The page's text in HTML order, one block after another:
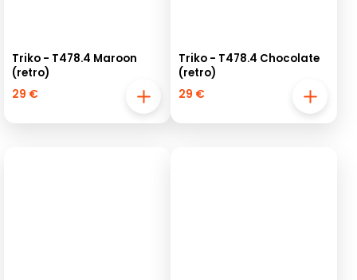
Triko - T478.4 Maroon
(retro)
29 €
Triko - T478.4 Chocolate
(retro)
29 €